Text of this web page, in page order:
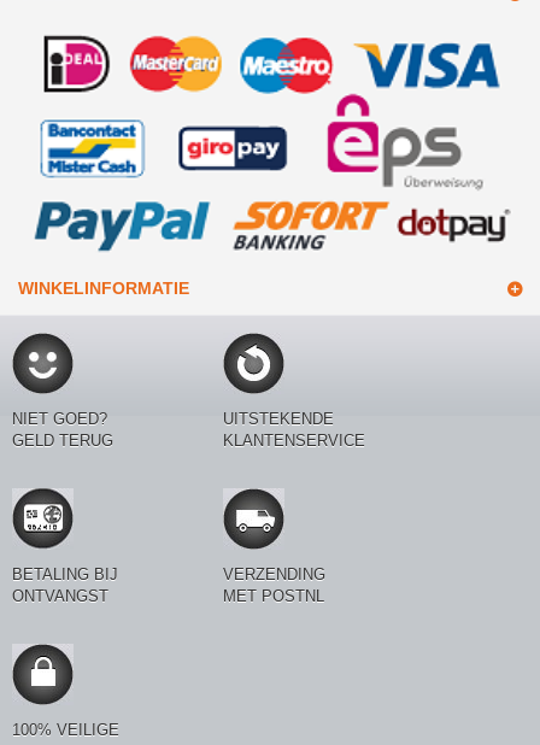
WINKELINFORMATIE
NIET GOED?
GELD TERUG
UITSTEKENDE
KLANTENSERVICE
BETALING BIJ
ONTVANGST
VERZENDING
MET POSTNL
100% VEILIGE